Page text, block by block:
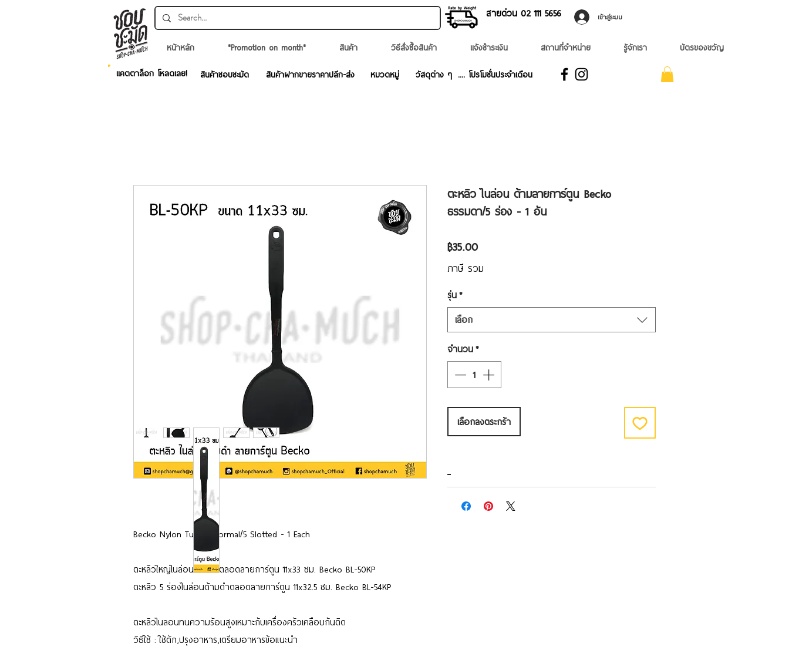
สายด่วน 02 ​111 5656 เข้าสู่ระบบ
หน้าหลัก *Promotion on month* สินค้า วิธีสั่งซื้อสินค้า แจ้งชำระเงิน สถานที่จำหน่าย รู้จักเรา บัตรของขวัญ
สินค้าชอบชะมัด สินค้าฝากขายราคาปลีก-ส่ง หมวดหมู่ วัสดุต่าง ๆ .... โปรโมชั่นประจำเดือน
แคตตาล็อก โหลดเลย!
Becko Nylon Turner Normal/5 Slotted - 1 Each
ตะหลิวใหญ่ไนล่อนด้ามดำตลอดลายการ์ตูน 11x33 ซม. Becko BL-50KP
ตะหลิว 5 ร่องไนล่อนด้ามดำตลอดลายการ์ตูน 11x32.5 ซม. Becko BL-54KP
ตะหลิวไนลอนทนความร้อนสูงเหมาะกับเครื่องครัวเคลือบกันติด
วิธีใช้ : ใช้ตัก,ปรุงอาหาร,เตรียมอาหารข้อแนะนำ
ตะหลิว ไนล่อน ด้ามลายการ์ตูน Becko
ธรรมดา/5 ร่อง - 1 อัน
฿35.00ราคา
ภาษี รวม
รุ่น*
เลือก
จำนวน*
เลือกลงตระกร้า